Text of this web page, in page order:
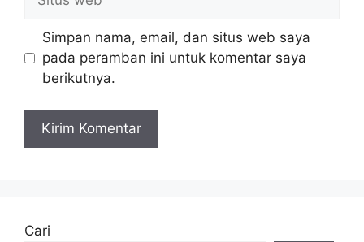
web
Simpan nama, email, dan situs web saya
pada peramban ini untuk komentar saya
berikutnya.
Cari